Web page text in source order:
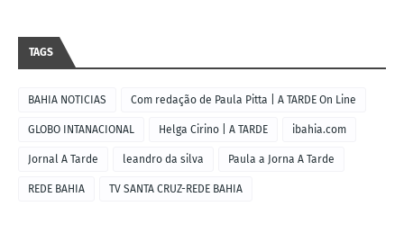
TAGS
BAHIA NOTICIAS Com redação de Paula Pitta | A TARDE On Line
GLOBO INTANACIONAL Helga Cirino | A TARDE ibahia.com
Jornal A Tarde leandro da silva Paula a Jorna A Tarde
REDE BAHIA TV SANTA CRUZ-REDE BAHIA